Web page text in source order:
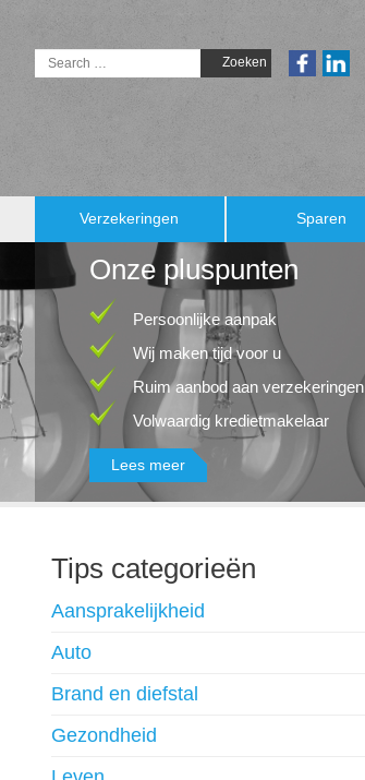
Verzekeringen Sparen
Onze pluspunten
Persoonlijke aanpak
Wij maken tijd voor u
Ruim aanbod aan verzekeringen
Volwaardig kredietmakelaar
Lees meer
Tips categorieën
Aansprakelijkheid
Auto
Brand en diefstal
Gezondheid